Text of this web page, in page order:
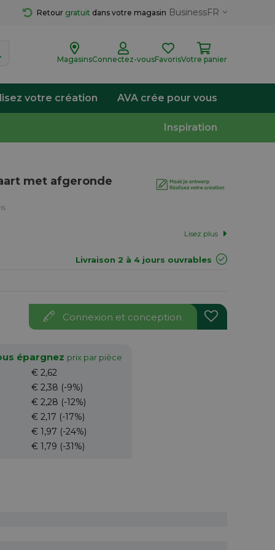
Retour gratuit dans votre magasin BusinessFR
MagasinsConnectez-vousFavorisVotre panier
votre création AVA crée pour vous
Inspiration
met afgeronde
Lisez plus
Livraison 2 à 4 jours ouvrables
Connexion et conception
épargnez prix par pièce
€ 2,62
€ 2,38 (-9%)
€ 2,28 (-12%)
€ 2,17 (-17%)
€ 1,97 (-24%)
€ 1,79 (-31%)